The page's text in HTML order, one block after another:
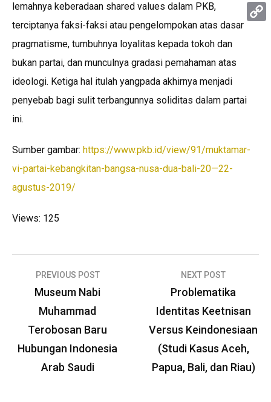
lemahnya keberadaan shared values dalam PKB,
terciptanya faksi-faksi atau pengelompokan atas dasar
pragmatisme, tumbuhnya loyalitas kepada tokoh dan
bukan partai, dan munculnya gradasi pemahaman atas
ideologi. Ketiga hal itulah yangpada akhirnya menjadi
penyebab bagi sulit terbangunnya soliditas dalam partai
ini.
Sumber gambar: https://www.pkb.id/view/91/muktamar-
vi-partai-kebangkitan-bangsa-nusa-dua-bali-20—22-
agustus-2019/
Views: 125
Post
navigation
PREVIOUS POST
Museum Nabi
Muhammad
Terobosan Baru
Hubungan Indonesia
Arab Saudi
NEXT POST
Problematika
Identitas Keetnisan
Versus Keindonesiaan
(Studi Kasus Aceh,
Papua, Bali, dan Riau)